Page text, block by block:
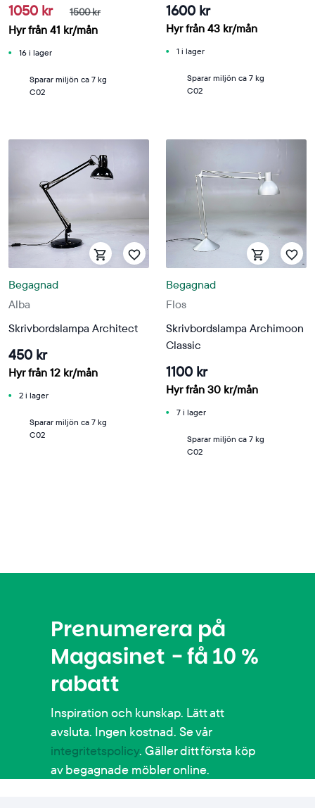
1050 kr 1500 kr
Hyr från 41 kr/mån
16 i lager
Sparar miljön ca 7 kg
C02
1600 kr
Hyr från 43 kr/mån
1 i lager
Sparar miljön ca 7 kg
C02
Alba
Begagnad
Skrivbordslampa Architect
450 kr
Hyr från 12 kr/mån
2 i lager
Sparar miljön ca 7 kg
C02
Flos
Begagnad
Skrivbordslampa Archimoon
Classic
1100 kr
Hyr från 30 kr/mån
7 i lager
Sparar miljön ca 7 kg
C02
Prenumerera på
Magasinet - få 10 %
rabatt
Inspiration och kunskap. Lätt att
avsluta. Ingen kostnad. Se vår
integritetspolicy. Gäller ditt första köp
av begagnade möbler online.